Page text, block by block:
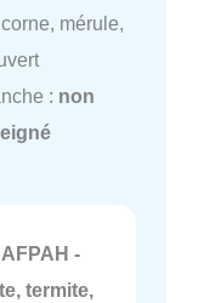
mérule,
: non
AFPAH -
termite,